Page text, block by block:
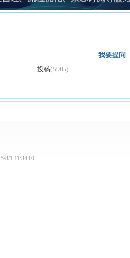
我要提问
投稿(5905)
8/1 11:34:00